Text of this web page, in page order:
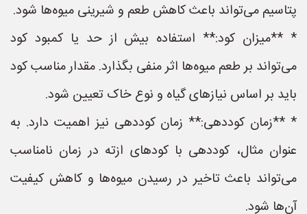
پتاسیم می‌تواند باعث کاهش طعم و شیرینی میوه‌ها شود.
* **میزان کود:** استفاده بیش از حد یا کمبود کود
می‌تواند بر طعم میوه‌ها اثر منفی بگذارد. مقدار مناسب کود
باید بر اساس نیازهای گیاه و نوع خاک تعیین شود.
* **زمان کوددهی:** زمان کوددهی نیز اهمیت دارد. به
عنوان مثال، کوددهی با کودهای ازته در زمان نامناسب
می‌تواند باعث تاخیر در رسیدن میوه‌ها و کاهش کیفیت
آن‌ها شود.